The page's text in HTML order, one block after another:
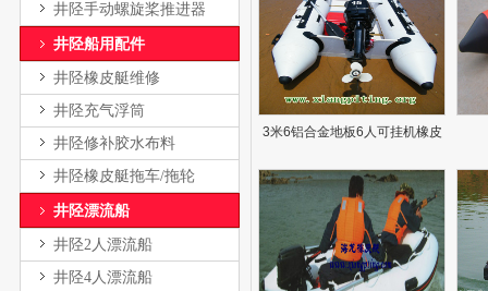
井陉手动螺旋桨推进器
井陉船用配件
井陉橡皮艇维修
井陉充气浮筒
井陉修补胶水布料
井陉橡皮艇拖车/拖轮
井陉漂流船
井陉2人漂流船
井陉4人漂流船
3米6铝合金地板6人可挂机橡皮